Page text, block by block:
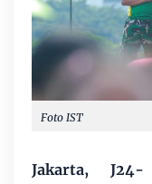
Foto IST
Jakarta, J24-